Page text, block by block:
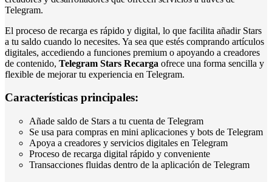
Telegram.
El proceso de recarga es rápido y digital, lo que facilita añadir Stars
a tu saldo cuando lo necesites. Ya sea que estés comprando artículos
digitales, accediendo a funciones premium o apoyando a creadores
de contenido, Telegram Stars Recarga ofrece una forma sencilla y
flexible de mejorar tu experiencia en Telegram.
Características principales:
Añade saldo de Stars a tu cuenta de Telegram
Se usa para compras en mini aplicaciones y bots de Telegram
Apoya a creadores y servicios digitales en Telegram
Proceso de recarga digital rápido y conveniente
Transacciones fluidas dentro de la aplicación de Telegram